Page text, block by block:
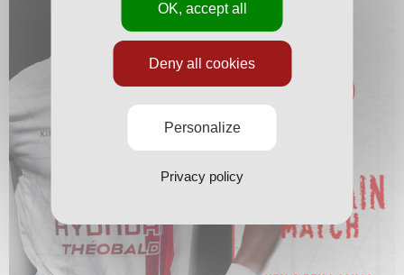
OK, accept all
Deny all cookies
Personalize
Privacy policy